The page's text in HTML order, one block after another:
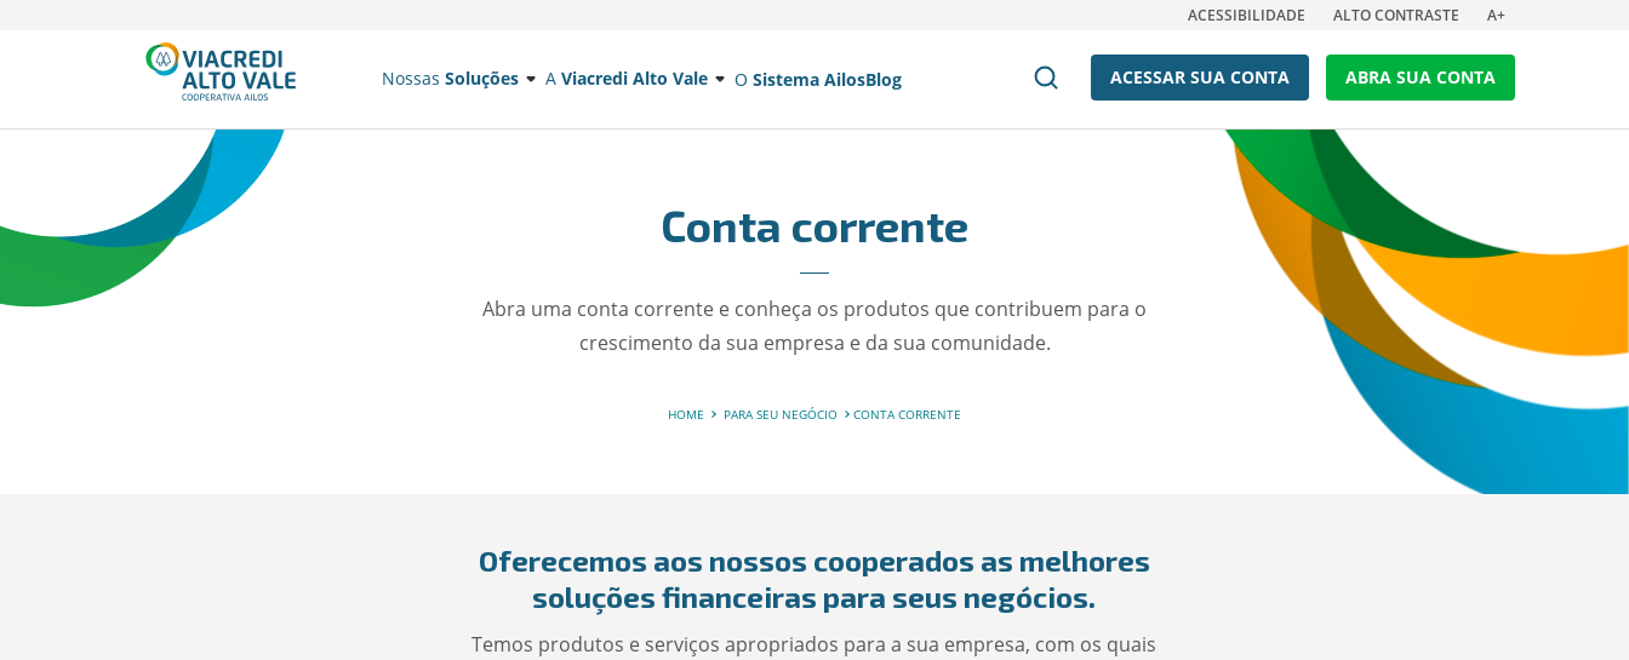
ACESSIBILIDADE ALTO CONTRASTE A+
Nossas Soluções A Viacredi Alto Vale O Sistema AilosBlog ACESSAR SUA CONTA ABRA SUA CONTA
Conta corrente
Abra uma conta corrente e conheça os produtos que contribuem para o
crescimento da sua empresa e da sua comunidade.
HOME PARA SEU NEGÓCIO CONTA CORRENTE
Oferecemos aos nossos cooperados as melhores
soluções financeiras para seus negócios.
Temos produtos e serviços apropriados para a sua empresa, com os quais